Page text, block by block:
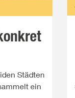
Städten
ein